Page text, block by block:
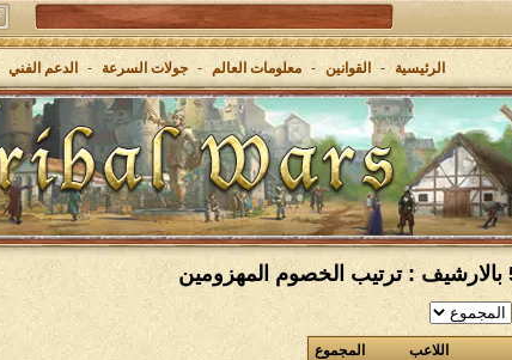
Grepolis - ابنٍ إمبراطوريتك في اليونان القديمة
الرئيسية
- القوانين - معلومات العالم - جولات السرعة - الدعم الفني
اللاعب
المجموع